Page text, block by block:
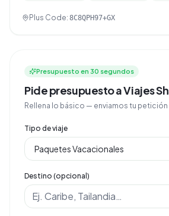
Plus Code: 8C8QPH97+GX
Presupuesto en 30 segundos
Pide presupuesto a Viajes
Rellena lo básico — enviamos tu
Tipo de viaje
Destino (opcional)